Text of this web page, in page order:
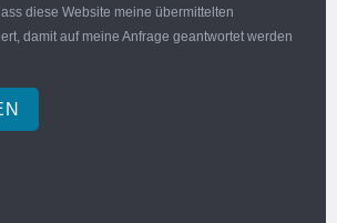
diese Website meine übermittelten
damit auf meine Anfrage geantwortet werden